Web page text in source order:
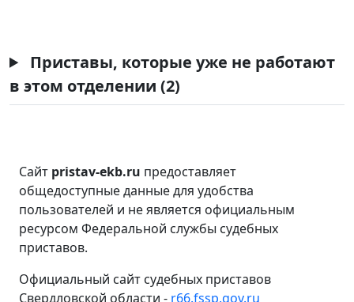
Приставы, которые уже не работают
в этом отделении (2)
Сайт pristav-ekb.ru предоставляет
общедоступные данные для удобства
пользователей и не является официальным
ресурсом Федеральной службы судебных
приставов.
Официальный сайт судебных приставов
Свердловской области - r66.fssp.gov.ru